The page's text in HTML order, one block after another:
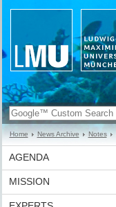
Home News Archive Notes
AGENDA
MISSION